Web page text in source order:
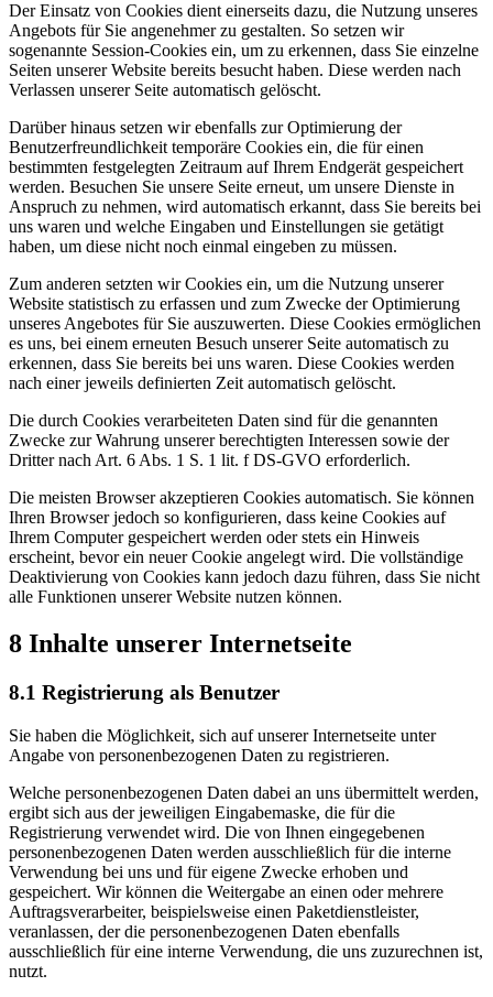
Der Einsatz von Cookies dient einerseits dazu, die Nutzung unseres
Angebots für Sie angenehmer zu gestalten. So setzen wir
sogenannte Session-Cookies ein, um zu erkennen, dass Sie einzelne
Seiten unserer Website bereits besucht haben. Diese werden nach
Verlassen unserer Seite automatisch gelöscht.
Darüber hinaus setzen wir ebenfalls zur Optimierung der
Benutzerfreundlichkeit temporäre Cookies ein, die für einen
bestimmten festgelegten Zeitraum auf Ihrem Endgerät gespeichert
werden. Besuchen Sie unsere Seite erneut, um unsere Dienste in
Anspruch zu nehmen, wird automatisch erkannt, dass Sie bereits bei
uns waren und welche Eingaben und Einstellungen sie getätigt
haben, um diese nicht noch einmal eingeben zu müssen.
Zum anderen setzten wir Cookies ein, um die Nutzung unserer
Website statistisch zu erfassen und zum Zwecke der Optimierung
unseres Angebotes für Sie auszuwerten. Diese Cookies ermöglichen
es uns, bei einem erneuten Besuch unserer Seite automatisch zu
erkennen, dass Sie bereits bei uns waren. Diese Cookies werden
nach einer jeweils definierten Zeit automatisch gelöscht.
Die durch Cookies verarbeiteten Daten sind für die genannten
Zwecke zur Wahrung unserer berechtigten Interessen sowie der
Dritter nach Art. 6 Abs. 1 S. 1 lit. f DS-GVO erforderlich.
Die meisten Browser akzeptieren Cookies automatisch. Sie können
Ihren Browser jedoch so konfigurieren, dass keine Cookies auf
Ihrem Computer gespeichert werden oder stets ein Hinweis
erscheint, bevor ein neuer Cookie angelegt wird. Die vollständige
Deaktivierung von Cookies kann jedoch dazu führen, dass Sie nicht
alle Funktionen unserer Website nutzen können.
8 Inhalte unserer Internetseite
8.1 Registrierung als Benutzer
Sie haben die Möglichkeit, sich auf unserer Internetseite unter
Angabe von personenbezogenen Daten zu registrieren.
Welche personenbezogenen Daten dabei an uns übermittelt werden,
ergibt sich aus der jeweiligen Eingabemaske, die für die
Registrierung verwendet wird. Die von Ihnen eingegebenen
personenbezogenen Daten werden ausschließlich für die interne
Verwendung bei uns und für eigene Zwecke erhoben und
gespeichert. Wir können die Weitergabe an einen oder mehrere
Auftragsverarbeiter, beispielsweise einen Paketdienstleister,
veranlassen, der die personenbezogenen Daten ebenfalls
ausschließlich für eine interne Verwendung, die uns zuzurechnen ist,
nutzt.